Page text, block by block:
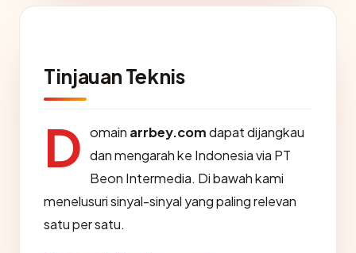
Tinjauan Teknis
D omain arrbey.comdapat dijangkau
dan mengarah ke Indonesia via PT
Beon Intermedia. Di bawah kami
menelusuri sinyal-sinyal yang paling relevan
satu per satu.